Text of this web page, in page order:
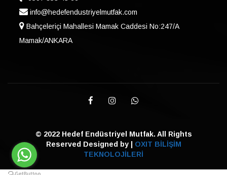
info@hedefendustriyelmutfak.com
Bahçeleriçi Mahallesi Mamak Caddesi No:247/A
Mamak/ANKARA
© 2022 Hedef Endüstriyel Mutfak. All Rights
Reserved Designed by | OXIT BİLİŞİM
TEKNOLOJİLERİ